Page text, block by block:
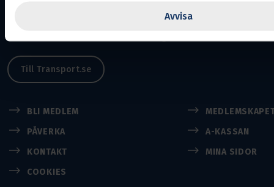
Avvisa
Transports uppgift är att se efter medlemmarnas
Till Transport.se
BLI MEDLEM
PÅVERKA
A-KASSAN
KONTAKT
MINA SIDOR
COOKIES